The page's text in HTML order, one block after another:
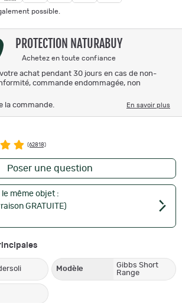
possible.
PROTECTION NATURABUY
Achetez en toute confiance
achat pendant 30 jours en cas de non-
commande endommagée, non
la commande.
En savoir plus
(62818)
Poser une question
même objet :
GRATUITE)
Modèle
Gibbs Short
Range